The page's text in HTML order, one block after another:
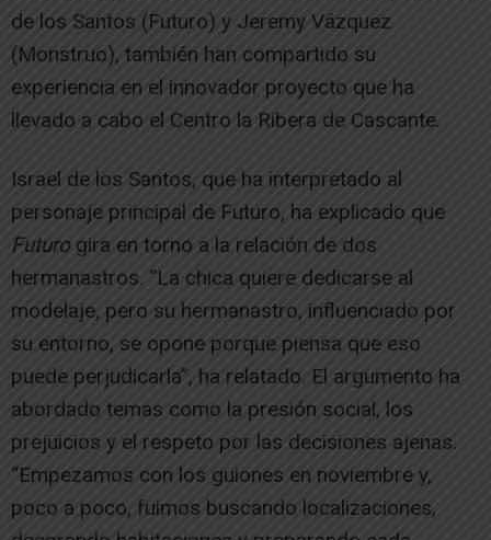
de los Santos (Futuro) y Jeremy Vázquez
(Monstruo), también han compartido su
experiencia en el innovador proyecto que ha
llevado a cabo el Centro la Ribera de Cascante.
Israel de los Santos, que ha interpretado al
personaje principal de Futuro, ha explicado que
Futuro gira en torno a la relación de dos
hermanastros. “La chica quiere dedicarse al
modelaje, pero su hermanastro, influenciado por
su entorno, se opone porque piensa que eso
puede perjudicarla”, ha relatado. El argumento ha
abordado temas como la presión social, los
prejuicios y el respeto por las decisiones ajenas.
“Empezamos con los guiones en noviembre y,
poco a poco, fuimos buscando localizaciones,